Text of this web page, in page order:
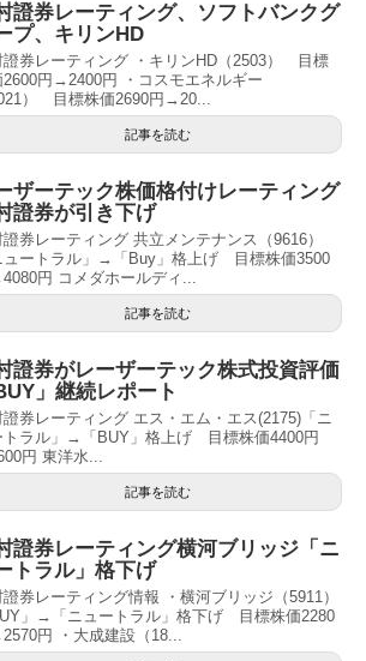
證券レーティング、ソフトバンクグ
プ、キリンHD
證券レーティング ・キリンHD（2503） 目標
2600円→2400円 ・コスモエネルギー
） 目標株価2690円→20...
記事を読む
ザーテック株価格付けレーティング
證券が引き下げ
證券レーティング 共立メンテナンス（9616）
ュートラル」→「Buy」格上げ 目標株価3500
円 コメダホールディ...
記事を読む
證券がレーザーテック株式投資評価
」継続レポート
證券レーティング エス・エム・エス(2175)「ニ
トラル」→「BUY」格上げ 目標株価4400円
円 東洋水...
記事を読む
證券レーティング横河ブリッジ「ニ
トラル」格下げ
證券レーティング情報 ・横河ブリッジ（5911）
」→「ニュートラル」格下げ 目標株価2280
円 ・大成建設（18...